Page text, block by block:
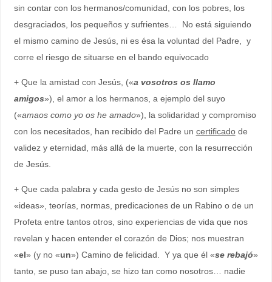
sin contar con los hermanos/comunidad, con los pobres, los
desgraciados, los pequeños y sufrientes… No está siguiendo
el mismo camino de Jesús, ni es ésa la voluntad del Padre, y
corre el riesgo de situarse en el bando equivocado
+ Que la amistad con Jesús, («a vosotros os llamo
amigos»), el amor a los hermanos, a ejemplo del suyo
(«amaos como yo os he amado»), la solidaridad y compromiso
con los necesitados, han recibido del Padre un certificadode
validez y eternidad, más allá de la muerte, con la resurrección
de Jesús.
+ Que cada palabra y cada gesto de Jesús no son simples
«ideas», teorías, normas, predicaciones de un Rabino o de un
Profeta entre tantos otros, sino experiencias de vida que nos
revelan y hacen entender el corazón de Dios; nos muestran
«el» (y no «un») Camino de felicidad. Y ya que él «se rebajó»
tanto, se puso tan abajo, se hizo tan como nosotros… nadie